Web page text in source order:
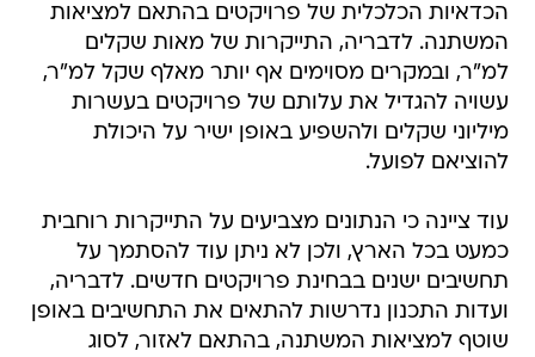
הכדאיות הכלכלית של פרויקטים בהתאם למציאות
המשתנה. לדבריה, התייקרות של מאות שקלים
למ"ר, ובמקרים מסוימים אף יותר מאלף שקל למ"ר,
עשויה להגדיל את עלותם של פרויקטים בעשרות
מיליוני שקלים ולהשפיע באופן ישיר על היכולת
להוציאם לפועל.
עוד ציינה כי הנתונים מצביעים על התייקרות רוחבית
כמעט בכל הארץ, ולכן לא ניתן עוד להסתמך על
תחשיבים ישנים בבחינת פרויקטים חדשים. לדבריה,
ועדות התכנון נדרשות להתאים את התחשיבים באופן
שוטף למציאות המשתנה, בהתאם לאזור, לסוג